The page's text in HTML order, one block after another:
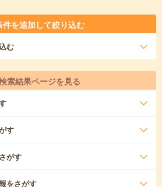
件を追加して絞り込む
む
索結果ページを見る
す
がす
をさがす